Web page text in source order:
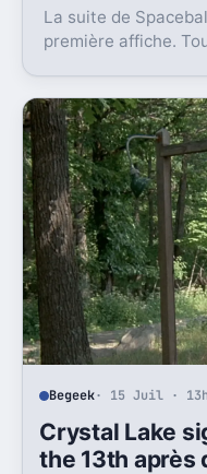
La suite de
première affiche.
Begeek· 15 Juil ·
Crystal Lake
the 13th après